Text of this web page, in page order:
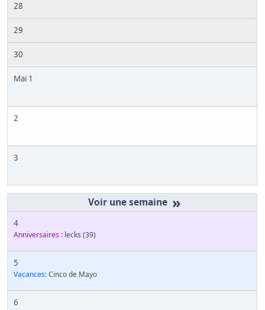
28
29
30
Mai 1
2
3
»
4
Anniversaires : lecks (39)
5
Vacances:Cinco de Mayo
6